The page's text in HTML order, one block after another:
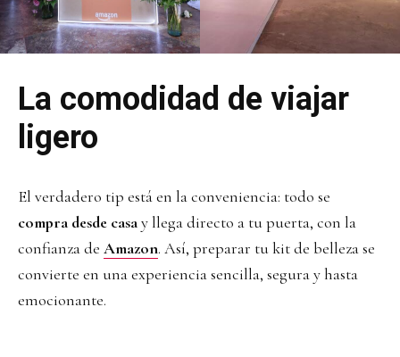
La comodidad de viajar
ligero
El verdadero tip está en la conveniencia: todo se
compra desde casay llega directo a tu puerta, con la
confianza de Amazon. Así, preparar tu kit de belleza se
convierte en una experiencia sencilla, segura y hasta
emocionante.